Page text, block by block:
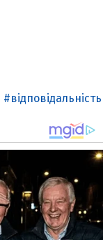
відповідальність